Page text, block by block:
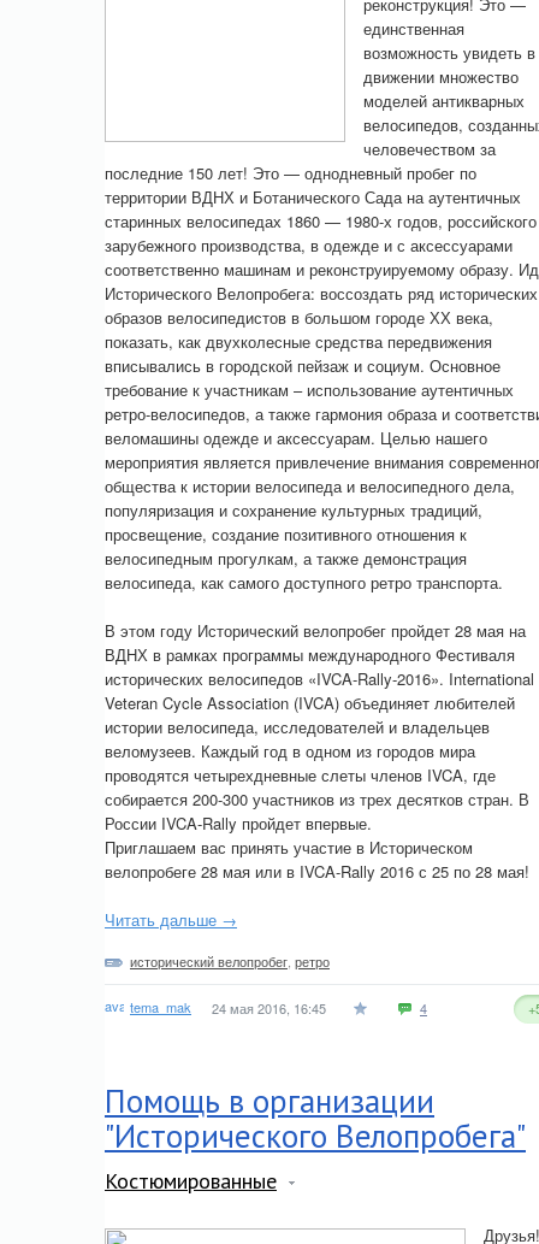
единственная
возможность увидеть в
движении множество
моделей антикварных
велосипедов,
человечеством за
последние 150 лет! Это — однодневный пробег по
территории ВДНХ и Ботанического Сада на аутентичных
старинных велосипедах 1860 — 1980-х годов,
зарубежного производства, в одежде и с аксессуарами
соответственно машинам и реконструируемому образу.
Исторического Велопробега: воссоздать ряд исторических
образов велосипедистов в большом городе ХХ века,
показать, как двухколесные средства передвижения
вписывались в городской пейзаж и социум. Основное
требование к участникам – использование аутентичных
ретро-велосипедов, а также гармония образа и
веломашины одежде и аксессуарам. Целью нашего
мероприятия является привлечение внимания
общества к истории велосипеда и велосипедного дела,
популяризация и сохранение культурных традиций,
просвещение, создание позитивного отношения к
велосипедным прогулкам, а также демонстрация
велосипеда, как самого доступного ретро транспорта.
В этом году Исторический велопробег пройдет 28 мая на
ВДНХ в рамках программы международного Фестиваля
исторических велосипедов «IVCA-Rally-2016». International
Veteran Cycle Assoсiation (IVCA) объединяет любителей
истории велосипеда, исследователей и владельцев
веломузеев. Каждый год в одном из городов мира
проводятся четырехдневные слеты членов IVCA, где
собирается 200-300 участников из трех десятков стран. В
России IVCA-Rally пройдет впервые.
Приглашаем вас принять участие в Историческом
велопробеге 28 мая или в IVCA-Rally 2016 с 25 по 28 мая!
Читать дальше →
исторический велопробег ретро
tema_mak 24 мая 2016, 16:45 4
Помощь в организации
"Исторического Велопробега"
Костюмированные
Друзья!